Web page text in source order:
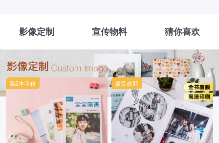
影像定制 宣传物料 猜你喜欢
第2本半价 最受欢迎